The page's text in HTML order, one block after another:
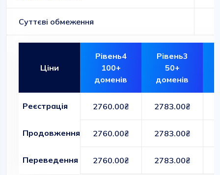
Суттєві обмеження
Ціни
Рівень4
100+
доменів
Рівень3
50+
доменів
Реєстрація 2760.00₴ 2783.00₴
Продовження 2760.00₴ 2783.00₴
Переведення 2760.00₴ 2783.00₴